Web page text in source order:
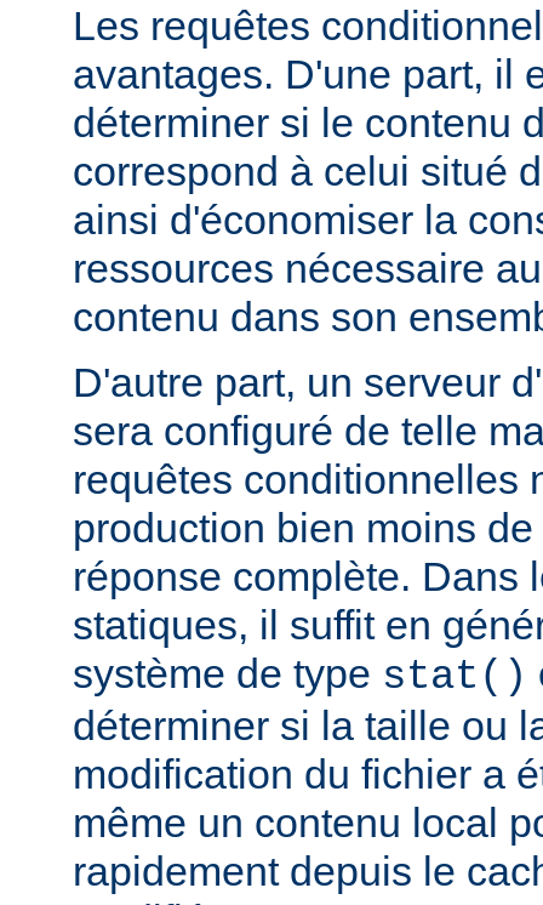
Les requêtes
avantages. D'une part, il
déterminer si le contenu
correspond à celui situé
ainsi d'économiser la
ressources nécessaire
contenu dans son
D'autre part, un serveur
sera configuré de telle
requêtes conditionnelles
production bien moins
réponse complète. Dans
statiques, il suffit en
système de type stat()
déterminer si la taille ou
modification du fichier a
même un contenu local
rapidement depuis le